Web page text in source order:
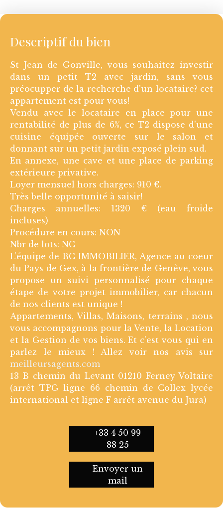
Descriptif du bien
St Jean de Gonville, vous souhaitez investir
dans un petit T2 avec jardin, sans vous
préocupper de la recherche d'un locataire? cet
appartement est pour vous!
Vendu avec le locataire en place pour une
rentabilité de plus de 6%, ce T2 dispose d'une
cuisine équipée ouverte sur le salon et
donnant sur un petit jardin exposé plein sud.
En annexe, une cave et une place de parking
extérieure privative.
Loyer mensuel hors charges: 910 €.
Très belle opportunité à saisir!
Charges annuelles: 1320 € (eau froide
incluses)
Procédure en cours: NON
Nbr de lots: NC
L’équipe de BC IMMOBILIER, Agence au coeur
du Pays de Gex, à la frontière de Genève, vous
propose un suivi personnalisé pour chaque
étape de votre projet immobilier, car chacun
de nos clients est unique !
Appartements, Villas, Maisons, terrains , nous
vous accompagnons pour la Vente, la Location
et la Gestion de vos biens. Et c’est vous qui en
parlez le mieux ! Allez voir nos avis sur
meilleursagents.com
13 B chemin du Levant 01210 Ferney Voltaire
(arrêt TPG ligne 66 chemin de Collex lycée
international et ligne F arrêt avenue du Jura)
+33 4 50 99
88 25
Envoyer un
mail